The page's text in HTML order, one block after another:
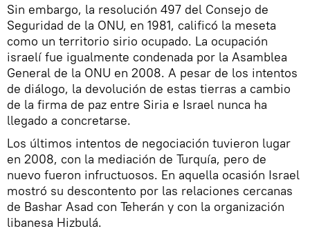
Sin embargo, la resolución 497 del Consejo de
Seguridad de la ONU, en 1981, calificó la meseta
como un territorio sirio ocupado. La ocupación
israelí fue igualmente condenada por la Asamblea
General de la ONU en 2008. A pesar de los intentos
de diálogo, la devolución de estas tierras a cambio
de la firma de paz entre Siria e Israel nunca ha
llegado a concretarse.
Los últimos intentos de negociación tuvieron lugar
en 2008, con la mediación de Turquía, pero de
nuevo fueron infructuosos. En aquella ocasión Israel
mostró su descontento por las relaciones cercanas
de Bashar Asad con Teherán y con la organización
libanesa Hizbulá.